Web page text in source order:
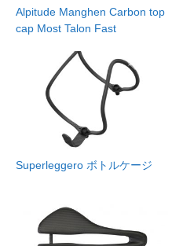
Alpitude Manghen Carbon top
cap Most Talon Fast
Superleggero ボトルケージ